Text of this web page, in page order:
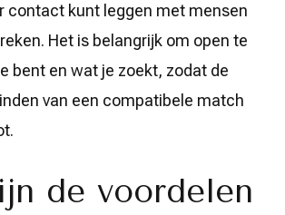
contact kunt leggen met mensen
Het is belangrijk om open te
bent en wat je zoekt, zodat de
van een compatibele match
de voordelen